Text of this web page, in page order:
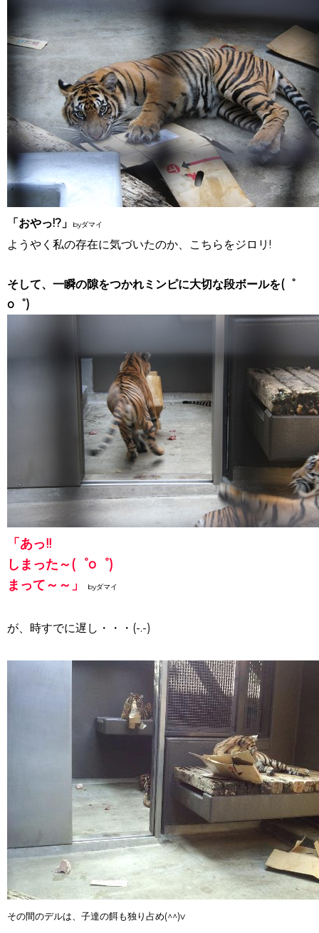
「おやっ!?」 byダマイ
ようやく私の存在に気づいたのか、こちらをジロリ!
そして、一瞬の隙をつかれミンピに大切な段ボールを(゜
o゜)
「あっ!!
しまった～(゜o゜)
まって～～」
byダマイ
が、時すでに遅し・・・(-.-)
その間のデルは、子達の餌も独り占め(^^)v